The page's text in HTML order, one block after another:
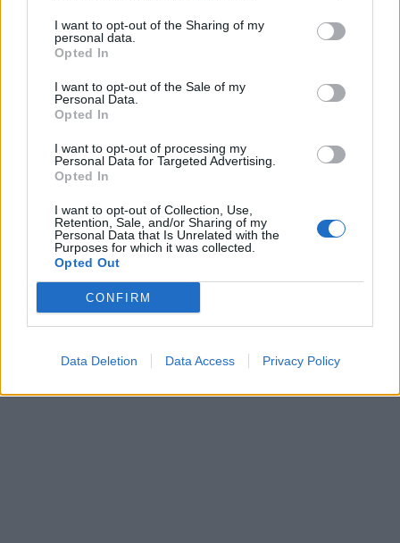
I want to opt-out of the Sharing of my
personal data.
Opted In
I want to opt-out of the Sale of my
Personal Data.
Opted In
I want to opt-out of processing my
Personal Data for Targeted Advertising.
Opted In
I want to opt-out of Collection, Use,
Retention, Sale, and/or Sharing of my
Personal Data that Is Unrelated with the
Purposes for which it was collected.
Opted Out
CONFIRM
Data Deletion Data Access Privacy Policy
05 Αυγούστου 2026 20:01
Πώς στυτική λειτουργία και σπέρμα «πλήττονται»
ΕΙΔΗΣΕΙΣ 05 Αυγούστου 2026 19:31
Γλυφάδα: Επιχείρηση διάσωσης 45χρονου που
παρασύρθηκε στα ανοιχτά